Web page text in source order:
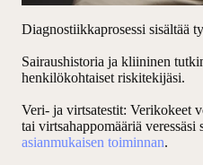
Diagnostiikkaprosessi sisältää
Sairaushistoria ja kliininen
henkilökohtaiset riskitekijäsi.
Veri- ja virtsatestit: Verikokeet
tai virtsahappomääriä veressäsi
asianmukaisen toiminnan.